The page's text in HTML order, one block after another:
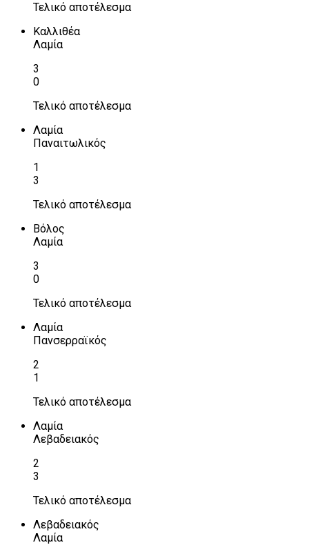
Τελικό αποτέλεσμα
Καλλιθέα
Λαμία
3
0
Τελικό αποτέλεσμα
Λαμία
Παναιτωλικός
1
3
Τελικό αποτέλεσμα
Βόλος
Λαμία
3
0
Τελικό αποτέλεσμα
Λαμία
Πανσερραϊκός
2
1
Τελικό αποτέλεσμα
Λαμία
Λεβαδειακός
2
3
Τελικό αποτέλεσμα
Λεβαδειακός
Λαμία